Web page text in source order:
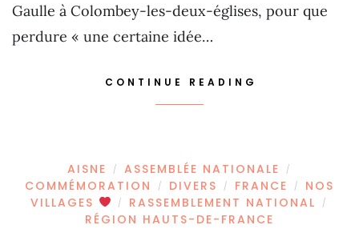
Gaulle à Colombey-les-deux-églises, pour que
perdure « une certaine idée…
CONTINUE READING
AISNE / ASSEMBLÉE NATIONALE /
COMMÉMORATION / DIVERS / FRANCE /
NOS
VILLAGES
/ RASSEMBLEMENT NATIONAL /
RÉGION HAUTS-DE-FRANCE